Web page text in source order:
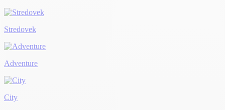
Stredovek
Adventure
City